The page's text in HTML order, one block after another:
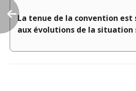
La tenue de la convention est
aux évolutions de la situation